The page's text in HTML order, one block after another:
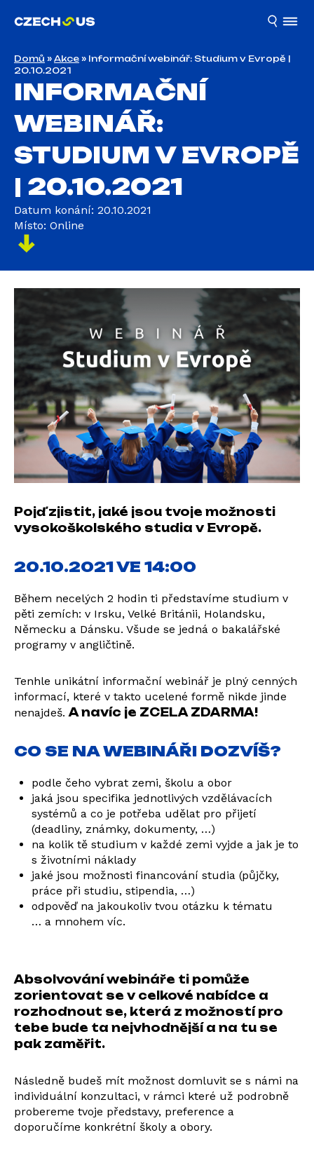
Domů » Akce » Informační webinář: Studium v Evropě |
20.10.2021
INFORMAČNÍ
WEBINÁŘ:
STUDIUM V EVROPĚ
| 20.10.2021
Datum konání: 20.10.2021
Místo: Online
Pojď zjistit, jaké jsou tvoje možnosti
vysokoškolského studia v Evropě.
20.10.2021 VE 14:00
Během necelých 2 hodin ti představíme studium v
pěti zemích: v Irsku, Velké Británii, Holandsku,
Německu a Dánsku. Všude se jedná o bakalářské
programy v angličtině.
Tenhle unikátní informační webinář je plný cenných
informací, které v takto ucelené formě nikde jinde
nenajdeš.A navíc je ZCELA ZDARMA!
CO SE NA WEBINÁŘI DOZVÍŠ?
podle čeho vybrat zemi, školu a obor
jaká jsou specifika jednotlivých vzdělávacích
systémů a co je potřeba udělat pro přijetí
(deadliny, známky, dokumenty, …)
na kolik tě studium v každé zemi vyjde a jak je to
s životními náklady
jaké jsou možnosti financování studia (půjčky,
práce při studiu, stipendia, …)
odpověď na jakoukoliv tvou otázku k tématu
… a mnohem víc.
Absolvování webináře ti pomůže
zorientovat se v celkové nabídce a
rozhodnout se, která z možností pro
tebe bude ta nejvhodnější a na tu se
pak zaměřit.
Následně budeš mít možnost domluvit se s námi na
individuální konzultaci, v rámci které už podrobně
probereme tvoje představy, preference a
doporučíme konkrétní školy a obory.